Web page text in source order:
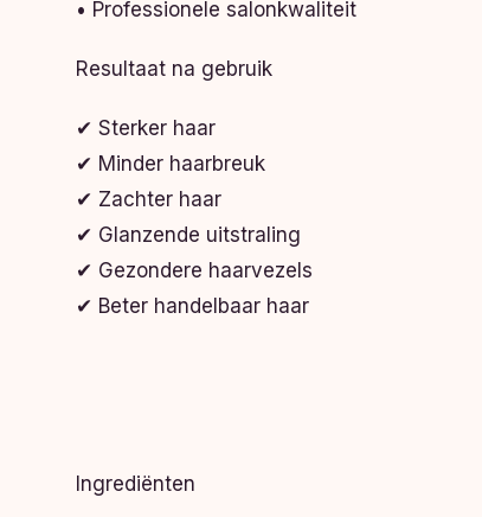
• Professionele salonkwaliteit
Resultaat na gebruik
✔ Sterker haar
✔ Minder haarbreuk
✔ Zachter haar
✔ Glanzende uitstraling
✔ Gezondere haarvezels
✔ Beter handelbaar haar
Ingrediënten